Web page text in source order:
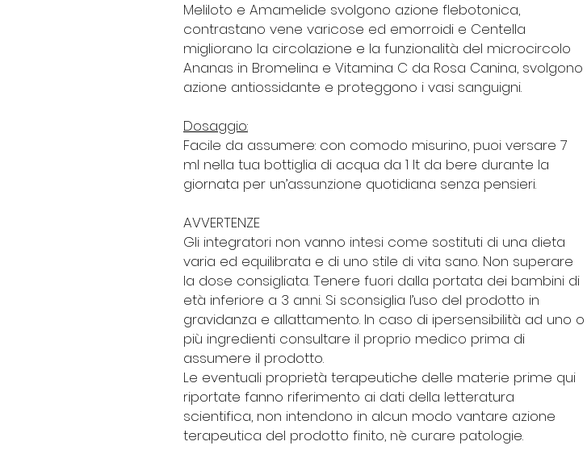
Meliloto e Amamelide svolgono azione flebotonica,
contrastano vene varicose ed emorroidi e Centella
migliorano la circolazione e la funzionalità del microcircolo
Ananas in Bromelina e Vitamina C da Rosa Canina, svolgono
azione antiossidante e proteggono i vasi sanguigni.
Dosaggio:
Facile da assumere: con comodo misurino, puoi versare 7
ml nella tua bottiglia di acqua da 1 lt da bere durante la
giornata per un’assunzione quotidiana senza pensieri.
AVVERTENZE
Gli integratori non vanno intesi come sostituti di una dieta
varia ed equilibrata e di uno stile di vita sano. Non superare
la dose consigliata. Tenere fuori dalla portata dei bambini di
età inferiore a 3 anni. Si sconsiglia l’uso del prodotto in
gravidanza e allattamento. In caso di ipersensibilità ad uno o
più ingredienti consultare il proprio medico prima di
assumere il prodotto.
Le eventuali proprietà terapeutiche delle materie prime qui
riportate fanno riferimento ai dati della letteratura
scientifica, non intendono in alcun modo vantare azione
terapeutica del prodotto finito, nè curare patologie.